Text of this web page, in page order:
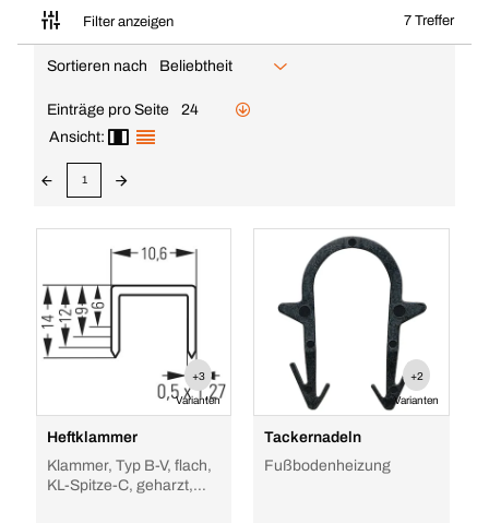
Filter anzeigen 7 Treffer
Sortieren nach Beliebtheit
Einträge pro Seite
24
Ansicht:
1
+3
Varianten
Heftklammer
Klammer, Typ B-V, flach,
KL-Spitze-C, geharzt,
+2
Varianten
Tackernadeln
Fußbodenheizung